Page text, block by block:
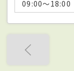
09:00～18:00